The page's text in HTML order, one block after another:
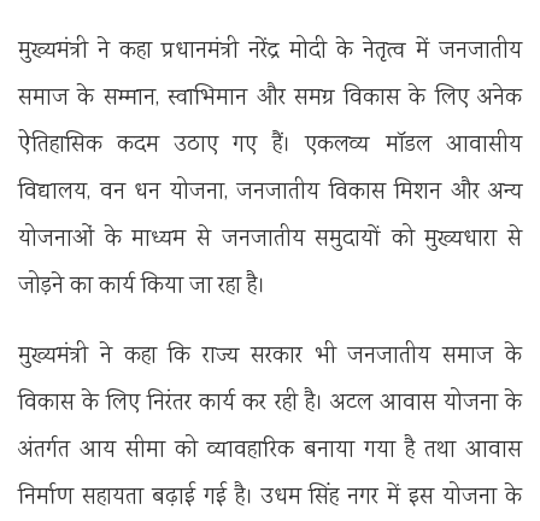
मुख्यमंत्री ने कहा प्रधानमंत्री नरेंद्र मोदी के नेतृत्व में जनजातीय
समाज के सम्मान, स्वाभिमान और समग्र विकास के लिए अनेक
ऐतिहासिक कदम उठाए गए हैं। एकलव्य मॉडल आवासीय
विद्यालय, वन धन योजना, जनजातीय विकास मिशन और अन्य
योजनाओं के माध्यम से जनजातीय समुदायों को मुख्यधारा से
जोड़ने का कार्य किया जा रहा है।
मुख्यमंत्री ने कहा कि राज्य सरकार भी जनजातीय समाज के
विकास के लिए निरंतर कार्य कर रही है। अटल आवास योजना के
अंतर्गत आय सीमा को व्यावहारिक बनाया गया है तथा आवास
निर्माण सहायता बढ़ाई गई है। उधम सिंह नगर में इस योजना के